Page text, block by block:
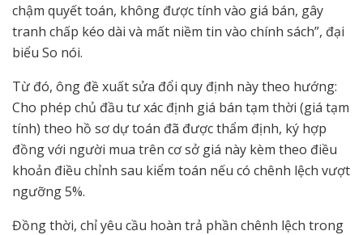
chậm quyết toán, không được tính vào giá bán, gây
tranh chấp kéo dài và mất niềm tin vào chính sách”, đại
biểu So nói.
Từ đó, ông đề xuất sửa đổi quy định này theo hướng:
Cho phép chủ đầu tư xác định giá bán tạm thời (giá tạm
tính) theo hồ sơ dự toán đã được thẩm định, ký hợp
đồng với người mua trên cơ sở giá này kèm theo điều
khoản điều chỉnh sau kiểm toán nếu có chênh lệch vượt
ngưỡng 5%.
Đồng thời, chỉ yêu cầu hoàn trả phần chênh lệch trong